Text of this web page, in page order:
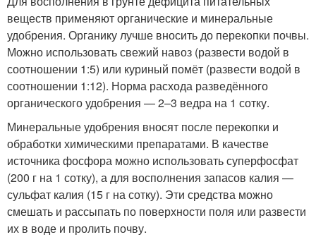
веществ применяют органические и минеральные
удобрения. Органику лучше вносить до перекопки почвы.
Можно использовать свежий навоз (развести водой в
соотношении 1:5) или куриный помёт (развести водой в
соотношении 1:12). Норма расхода разведённого
органического удобрения — 2–3 ведра на 1 сотку.
Минеральные удобрения вносят после перекопки и
обработки химическими препаратами. В качестве
источника фосфора можно использовать суперфосфат
(200 г на 1 сотку), а для восполнения запасов калия —
сульфат калия (15 г на сотку). Эти средства можно
смешать и рассыпать по поверхности поля или развести
их в воде и пролить почву.